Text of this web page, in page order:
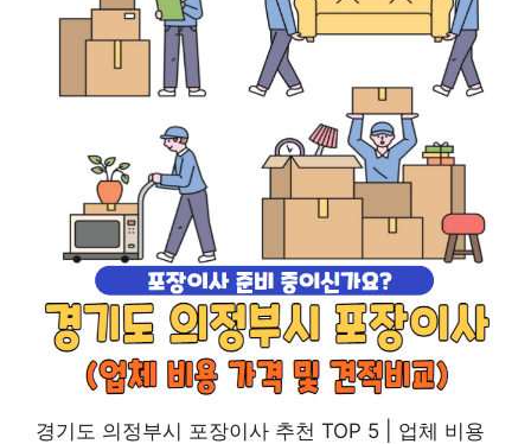
경기도 의정부시 포장이사 추천 TOP 5 | 업체 비용